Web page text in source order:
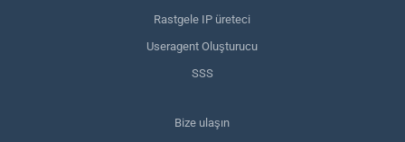
Rastgele IP üreteci
Useragent Oluşturucu
SSS
Bize ulaşın